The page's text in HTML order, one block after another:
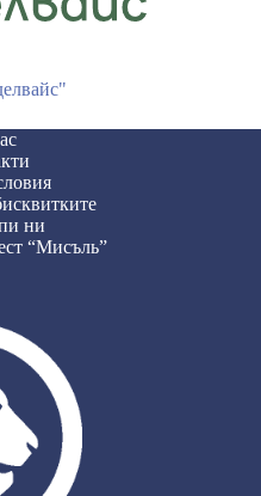
ни
“Мисъль”